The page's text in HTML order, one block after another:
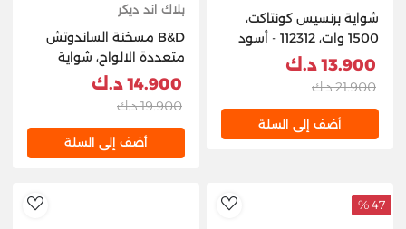
شواية برنسيس كونتاكت،
1500 وات، 112312 - أسود
13.900 د.ك
21.900 د.ك
أضف إلى السلة
بلاك اند ديكر
B&D مسخنة الساندوتش
متعددة الالواح، شواية
أسود ورمادي
14.900 د.ك
19.900 د.ك
أضف إلى السلة
AddToWishlist
47 %